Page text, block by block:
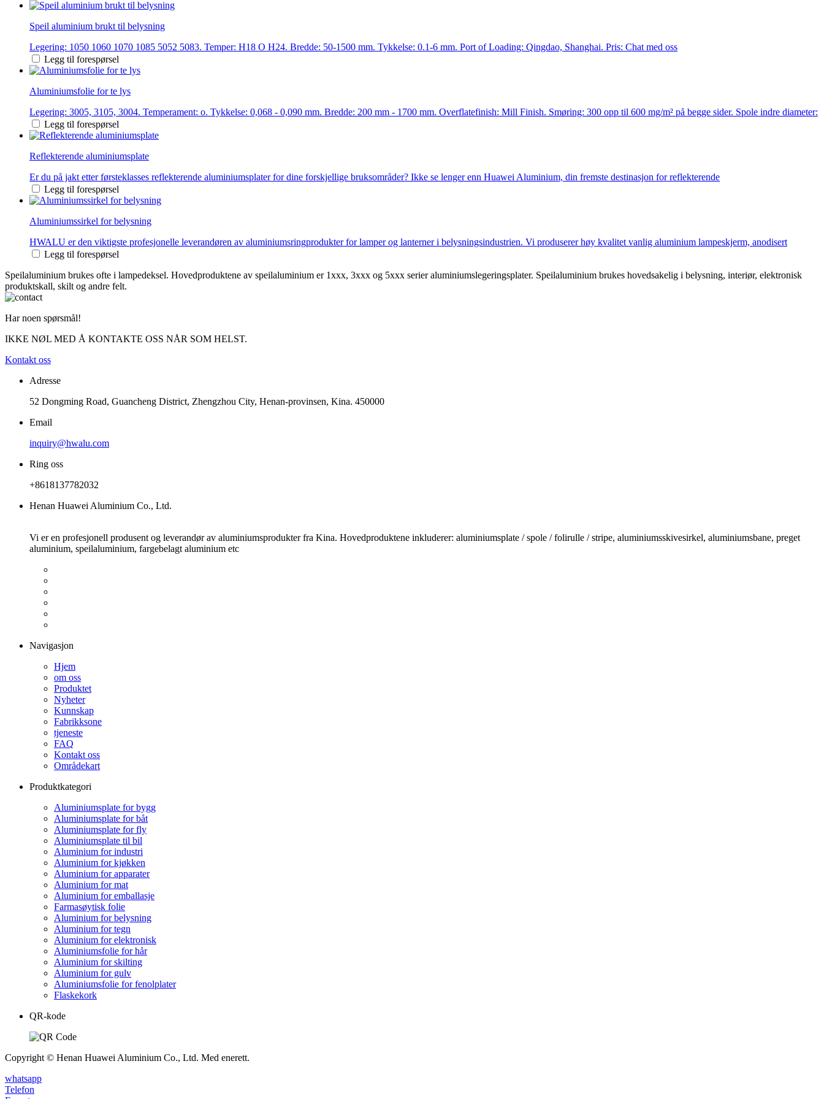
Speil aluminium brukt til belysning
Legering: 1050 1060 1070 1085 5052 5083. Temper: H18 O H24. Bredde: 50-1500 mm. Tykkelse: 0.1-6 mm. Port of Loading: Qingdao, Shanghai. Pris: Chat med oss
Legg til forespørsel
Aluminiumsfolie for te lys
Legering: 3005, 3105, 3004. Temperament: o. Tykkelse: 0,068 - 0,090 mm. Bredde: 200 mm - 1700 mm. Overflatefinish: Mill Finish. Smøring: 300 opp til 600 mg/m² på begge sider. Spole indre diameter:
Legg til forespørsel
Reflekterende aluminiumsplate
Er du på jakt etter førsteklasses reflekterende aluminiumsplater for dine forskjellige bruksområder? Ikke se lenger enn Huawei Aluminium, din fremste destinasjon for reflekterende
Legg til forespørsel
Aluminiumssirkel for belysning
HWALU er den viktigste profesjonelle leverandøren av aluminiumsringprodukter for lamper og lanterner i belysningsindustrien. Vi produserer høy kvalitet vanlig aluminium lampeskjerm, anodisert
Legg til forespørsel
Speilaluminium brukes ofte i lampedeksel. Hovedproduktene av speilaluminium er 1xxx, 3xxx og 5xxx serier aluminiumslegeringsplater. Speilaluminium brukes hovedsakelig i belysning, interiør, elektronisk
produktskall, skilt og andre felt.
Har noen spørsmål!
IKKE NØL MED Å KONTAKTE OSS NÅR SOM HELST.
Kontakt oss
Adresse
52 Dongming Road, Guancheng District, Zhengzhou City, Henan-provinsen, Kina. 450000
Email
inquiry@hwalu.com
Ring oss
+8618137782032
Henan Huawei Aluminium Co., Ltd.
Vi er en profesjonell produsent og leverandør av aluminiumsprodukter fra Kina. Hovedproduktene inkluderer: aluminiumsplate / spole / folirulle / stripe, aluminiumsskivesirkel, aluminiumsbane, preget
aluminium, speilaluminium, fargebelagt aluminium etc
Navigasjon
Hjem
om oss
Produktet
Nyheter
Kunnskap
Fabrikksone
tjeneste
FAQ
Kontakt oss
Områdekart
Produktkategori
Aluminiumsplate for bygg
Aluminiumsplate for båt
Aluminiumsplate for fly
Aluminiumsplate til bil
Aluminium for industri
Aluminium for kjøkken
Aluminium for apparater
Aluminium for mat
Aluminium for emballasje
Farmasøytisk folie
Aluminium for belysning
Aluminium for tegn
Aluminium for elektronisk
Aluminiumsfolie for hår
Aluminium for skilting
Aluminium for gulv
Aluminiumsfolie for fenolplater
Flaskekork
QR-kode
Copyright © Henan Huawei Aluminium Co., Ltd. Med enerett.
whatsapp
Telefon